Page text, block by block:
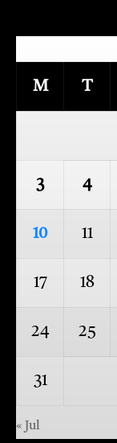
M T
3 4
10 11
17 18
24 25
31
« Jul